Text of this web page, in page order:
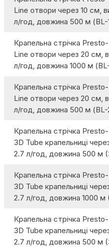
Line отвори через 10 см,
л/год, довжина 500 м (BL-
Крапельна стрічка
Line отвори через 20 см,
л/год, довжина 1000 м
Крапельна стрічка
Line отвори через 20 см,
л/год, довжина 500 м
Крапельна стрічка
3D Tube крапельниці
2.7 л/год, довжина 500 м
Крапельна стрічка
3D Tube крапельниці
2.7 л/год, довжина 1000 м
Крапельна стрічка
3D Tube крапельниці
2.7 л/год, довжина 500 м